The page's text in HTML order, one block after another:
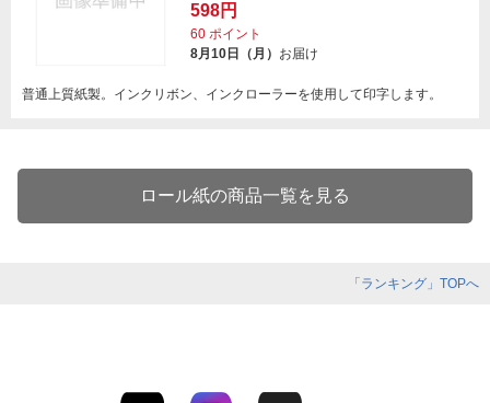
598円
60 ポイント
8月10日（月） お届け
普通上質紙製。インクリボン、インクローラーを使用して印字します。
ロール紙の商品一覧を見る
「ランキング」TOPへ